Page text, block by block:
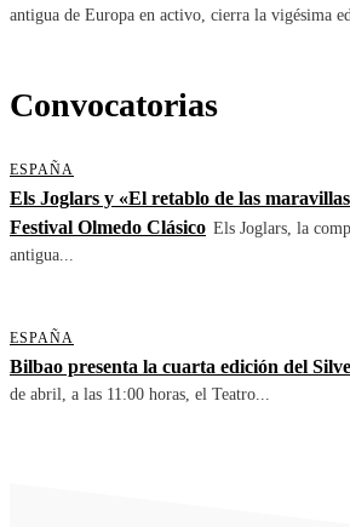
antigua de Europa en activo, cierra la vigésima
Convocatorias
ESPAÑA
Els Joglars y «El retablo de las
Festival Olmedo Clásico Els Joglars, la
antigua...
ESPAÑA
Bilbao presenta la cuarta edición del
de abril, a las 11:00 horas, el Teatro...